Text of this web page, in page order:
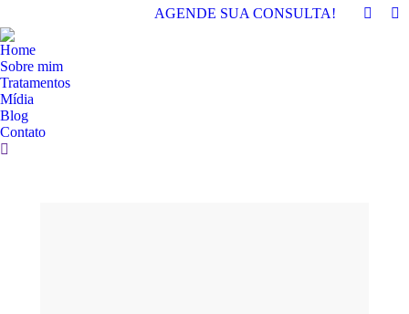
AGENDE SUA CONSULTA!
Home
Sobre mim
Tratamentos
Mídia
Blog
Contato